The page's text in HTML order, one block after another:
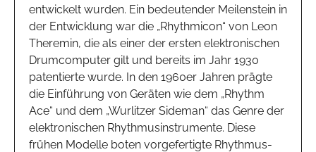
entwickelt wurden. Ein bedeutender Meilenstein in
der Entwicklung war die „Rhythmicon“ von Leon
Theremin, die als einer der ersten elektronischen
Drumcomputer gilt und bereits im Jahr 1930
patentierte wurde. In den 1960er Jahren prägte
die Einführung von Geräten wie dem „Rhythm
Ace“ und dem „Wurlitzer Sideman“ das Genre der
elektronischen Rhythmusinstrumente. Diese
frühen Modelle boten vorgefertigte Rhythmus-